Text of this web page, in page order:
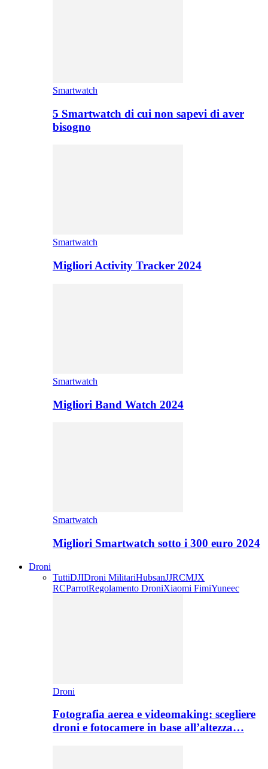
Smartwatch
5 Smartwatch di cui non sapevi di aver
bisogno
Smartwatch
Migliori Activity Tracker 2024
Smartwatch
Migliori Band Watch 2024
Smartwatch
Migliori Smartwatch sotto i 300 euro 2024
Droni
TuttiDJIDroni MilitariHubsanJJRCMJX
RCParrotRegolamento DroniXiaomi FimiYuneec
Droni
Fotografia aerea e videomaking: scegliere
droni e fotocamere in base all’altezza…